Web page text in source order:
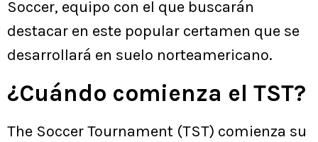
Soccer, equipo con el que buscarán
destacar en este popular certamen que se
desarrollará en suelo norteamericano.
¿Cuándo comienza el TST?
The Soccer Tournament (TST) comienza su